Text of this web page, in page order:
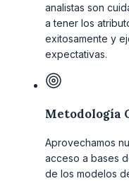
analistas son
a tener los
exitosamente y
expectativas.
Metodología
Aprovechamos
acceso a bases
de los modelos